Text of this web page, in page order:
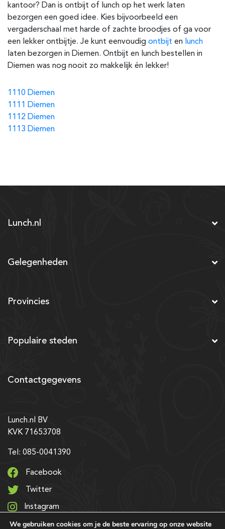
kantoor? Dan is ontbijt of lunch op het werk laten
bezorgen een goed idee. Kies bijvoorbeeld een
vergaderschaal met harde of zachte broodjes of ga voor
een lekker ontbijtje. Je kunt eenvoudig ontbijt en lunch
laten bezorgen in Diemen. Ontbijt en lunch bestellen in
Diemen was nog nooit zo makkelijk én lekker!
1110 Diemen
1111 Diemen
1112 Diemen
1113 Diemen
Lunch.nl
Gelegenheden
Provincies
Populaire steden
Contactgegevens
Lunch.nl BV
KVK 71653708
Tel: 085-0041390
Facebook
Twitter
Instagram
LinkedIn
We gebruiken cookies om je de beste ervaring op onze website